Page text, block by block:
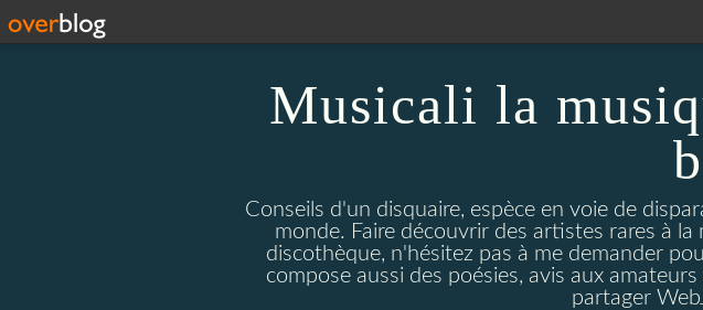
Musicali la
Conseils d'un disquaire, espèce en voie de
monde. Faire découvrir des artistes rares à
discothèque, n'hésitez pas à me demander
compose aussi des poésies, avis aux
partager